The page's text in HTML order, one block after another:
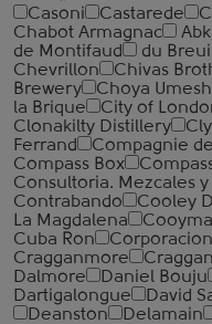
Casoni
Castarede
Chabot Armagnac
de Montifaud
du
Chevrillon
Chivas
Brewery
Choya
la Brique
City of
Clonakilty Distillery
Ferrand
Compagnie
Compass Box
Consultoria. Mezcales y
Contrabando
Cooley
La Magdalena
Cuba Ron
Cragganmore
Dalmore
Daniel Bouju
Dartigalongue
David
Deanston
Delamain